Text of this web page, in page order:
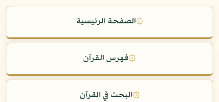
۞الصفحة الرئيسية
۞فهرس القرآن
۞البحث في القرآن